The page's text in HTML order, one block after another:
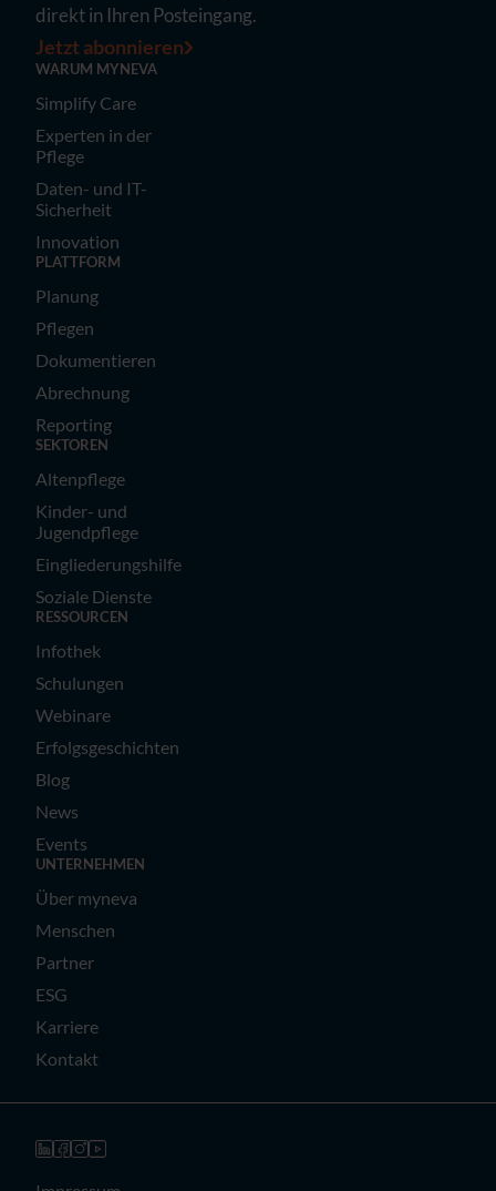
direkt in Ihren Posteingang.
Jetzt abonnieren
WARUM MYNEVA
Simplify Care
Experten in der
Pflege
Daten- und IT-
Sicherheit
Innovation
PLATTFORM
Planung
Pflegen
Dokumentieren
Abrechnung
Reporting
SEKTOREN
Altenpflege
Kinder- und
Jugendpflege
Eingliederungshilfe
Soziale Dienste
RESSOURCEN
Infothek
Schulungen
Webinare
Erfolgsgeschichten
Blog
News
Events
UNTERNEHMEN
Über myneva
Menschen
Partner
ESG
Karriere
Kontakt